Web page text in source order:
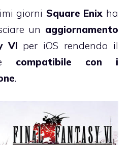
giorni Square Enix ha
un aggiornamento
VI per iOS rendendo il
compatibile con i
.